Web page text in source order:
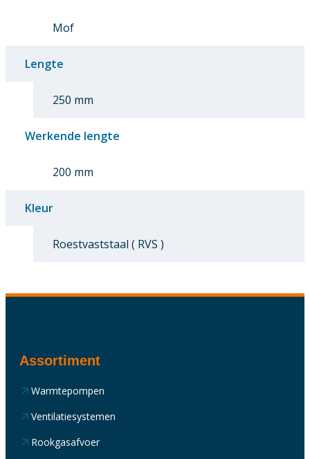
Mof
Lengte
250 mm
Werkende lengte
200 mm
Kleur
Roestvaststaal ( RVS )
Assortiment
Warmtepompen
Ventilatiesystemen
Rookgasafvoer